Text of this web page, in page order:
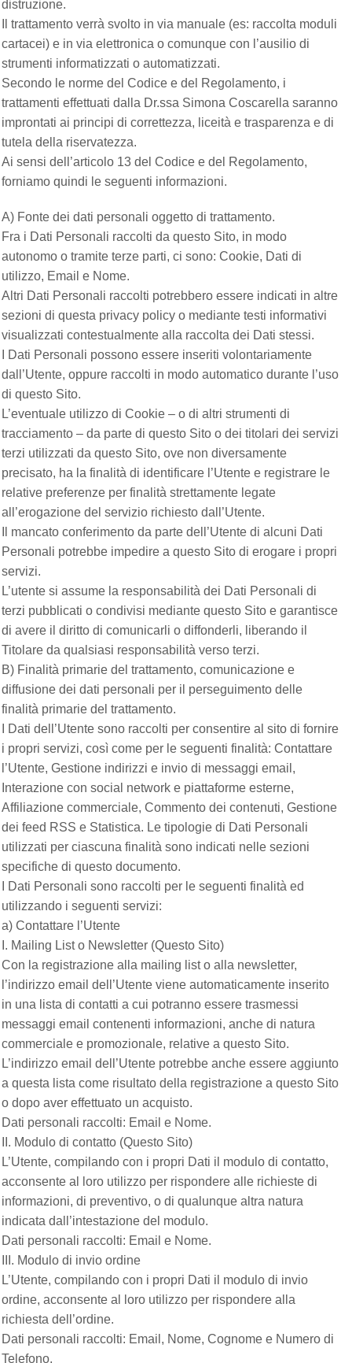
distruzione.
Il trattamento verrà svolto in via manuale (es: raccolta moduli
cartacei) e in via elettronica o comunque con l’ausilio di
strumenti informatizzati o automatizzati.
Secondo le norme del Codice e del Regolamento, i
trattamenti effettuati dalla Dr.ssa Simona Coscarella saranno
improntati ai principi di correttezza, liceità e trasparenza e di
tutela della riservatezza.
Ai sensi dell’articolo 13 del Codice e del Regolamento,
forniamo quindi le seguenti informazioni.
A) Fonte dei dati personali oggetto di trattamento.
Fra i Dati Personali raccolti da questo Sito, in modo
autonomo o tramite terze parti, ci sono: Cookie, Dati di
utilizzo, Email e Nome.
Altri Dati Personali raccolti potrebbero essere indicati in altre
sezioni di questa privacy policy o mediante testi informativi
visualizzati contestualmente alla raccolta dei Dati stessi.
I Dati Personali possono essere inseriti volontariamente
dall’Utente, oppure raccolti in modo automatico durante l’uso
di questo Sito.
L’eventuale utilizzo di Cookie – o di altri strumenti di
tracciamento – da parte di questo Sito o dei titolari dei servizi
terzi utilizzati da questo Sito, ove non diversamente
precisato, ha la finalità di identificare l’Utente e registrare le
relative preferenze per finalità strettamente legate
all’erogazione del servizio richiesto dall’Utente.
Il mancato conferimento da parte dell’Utente di alcuni Dati
Personali potrebbe impedire a questo Sito di erogare i propri
servizi.
L’utente si assume la responsabilità dei Dati Personali di
terzi pubblicati o condivisi mediante questo Sito e garantisce
di avere il diritto di comunicarli o diffonderli, liberando il
Titolare da qualsiasi responsabilità verso terzi.
B) Finalità primarie del trattamento, comunicazione e
diffusione dei dati personali per il perseguimento delle
finalità primarie del trattamento.
I Dati dell’Utente sono raccolti per consentire al sito di fornire
i propri servizi, così come per le seguenti finalità: Contattare
l’Utente, Gestione indirizzi e invio di messaggi email,
Interazione con social network e piattaforme esterne,
Affiliazione commerciale, Commento dei contenuti, Gestione
dei feed RSS e Statistica. Le tipologie di Dati Personali
utilizzati per ciascuna finalità sono indicati nelle sezioni
specifiche di questo documento.
I Dati Personali sono raccolti per le seguenti finalità ed
utilizzando i seguenti servizi:
a) Contattare l’Utente
I. Mailing List o Newsletter (Questo Sito)
Con la registrazione alla mailing list o alla newsletter,
l’indirizzo email dell’Utente viene automaticamente inserito
in una lista di contatti a cui potranno essere trasmessi
messaggi email contenenti informazioni, anche di natura
commerciale e promozionale, relative a questo Sito.
L’indirizzo email dell’Utente potrebbe anche essere aggiunto
a questa lista come risultato della registrazione a questo Sito
o dopo aver effettuato un acquisto.
Dati personali raccolti: Email e Nome.
II. Modulo di contatto (Questo Sito)
L’Utente, compilando con i propri Dati il modulo di contatto,
acconsente al loro utilizzo per rispondere alle richieste di
informazioni, di preventivo, o di qualunque altra natura
indicata dall’intestazione del modulo.
Dati personali raccolti: Email e Nome.
III. Modulo di invio ordine
L’Utente, compilando con i propri Dati il modulo di invio
ordine, acconsente al loro utilizzo per rispondere alla
richiesta dell’ordine.
Dati personali raccolti: Email, Nome, Cognome e Numero di
Telefono.